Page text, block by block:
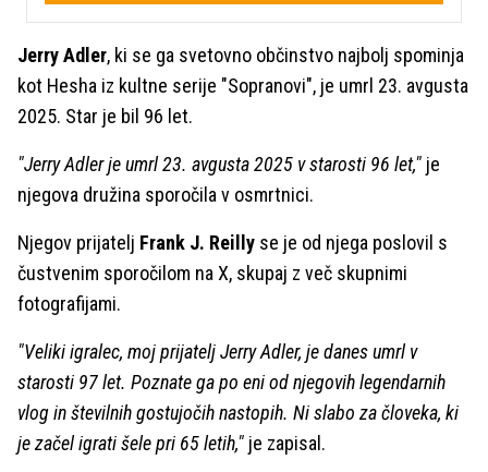
Jerry Adler, ki se ga svetovno občinstvo najbolj spominja
kot Hesha iz kultne serije "Sopranovi", je umrl 23. avgusta
2025. Star je bil 96 let.
"Jerry Adler je umrl 23. avgusta 2025 v starosti 96 let," je
njegova družina sporočila v osmrtnici.
Njegov prijatelj Frank J. Reilly se je od njega poslovil s
čustvenim sporočilom na X, skupaj z več skupnimi
fotografijami.
"Veliki igralec, moj prijatelj Jerry Adler, je danes umrl v
starosti 97 let. Poznate ga po eni od njegovih legendarnih
vlog in številnih gostujočih nastopih. Ni slabo za človeka, ki
je začel igrati šele pri 65 letih," je zapisal.